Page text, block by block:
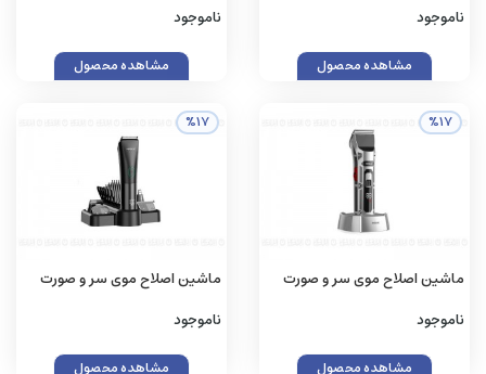
ناموجود
مشاهده محصول
S101
ناموجود
مشاهده محصول
%17
ماشین اصلاح موی سر و صورت
ناموجود
مشاهده محصول
%17
ماشین اصلاح موی سر و صورت
ناموجود
مشاهده محصول